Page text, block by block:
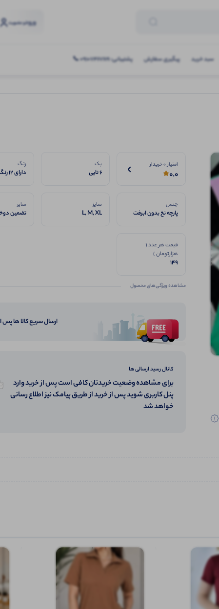
ورودو عضویت
سبد خرید پیگیری سفارش پشتیبانی: 09107467619 📞
امتیاز 0 خریدار
0.0
پک
6 تایی
رنگ
دارای 12 رنگبندی
جنس
پارچه نخ بدون ابرفت
سایز
L, M, XL
سایر
تضمین
قیمت هر عدد (
هزارتومان )
149
مشاهده ویژگی‌های محصول
ارسال سریع کالا ها
کانال رسید ارسالی ها
برای مشاهده وضعیت خریدتان کافی است پس از خرید وارد
پنل کاربری شوید پس از خرید از طریق پیامک نیز اطلاع رسانی
خواهد شد